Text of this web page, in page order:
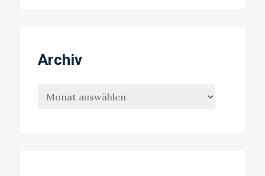
Archiv
Archiv